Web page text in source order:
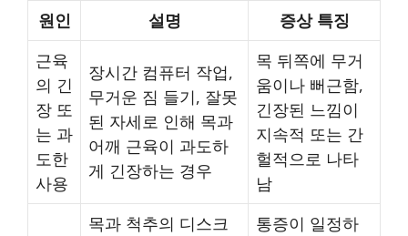
원인 설명
증상 특징
근육
의 긴
장 또
는 과
도한
사용
장시간 컴퓨터 작업,
무거운 짐 들기, 잘못
된 자세로 인해 목과
어깨 근육이 과도하
게 긴장하는 경우
목 뒤쪽에 무거
움이나 뻐근함,
긴장된 느낌이
지속적 또는 간
헐적으로 나타
남
목과 척추의 디스크
통증이 일정하